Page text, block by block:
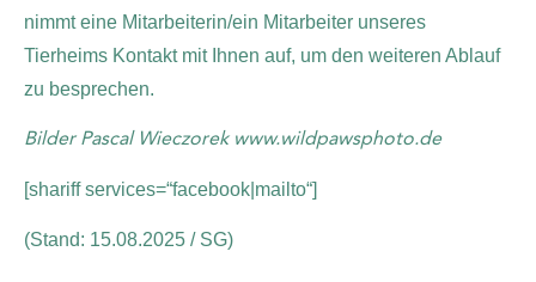
nimmt eine Mitarbeiterin/ein Mitarbeiter unseres
Tierheims Kontakt mit Ihnen auf, um den weiteren Ablauf
zu besprechen.
Bilder Pascal Wieczorek www.wildpawsphoto.de
[shariff services=“facebook|mailto“]
(Stand: 15.08.2025 / SG)